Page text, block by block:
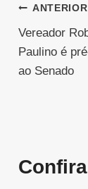
de
Post
ANTERIOR
Vereador
Paulino é
ao Senado